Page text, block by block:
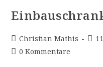
Christian Mathis
0 Kommentare